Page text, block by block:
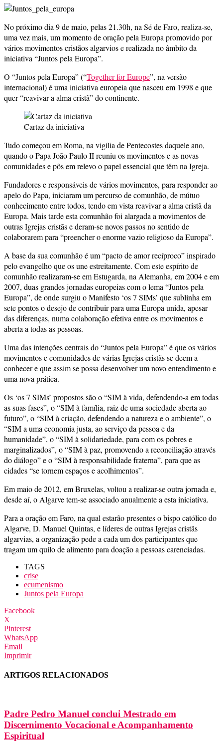
No próximo dia 9 de maio, pelas 21.30h, na Sé de Faro, realiza-se,
uma vez mais, um momento de oração pela Europa promovido por
vários movimentos cristãos algarvios e realizada no âmbito da
iniciativa “Juntos pela Europa”.
O “Juntos pela Europa” (“Together for Europe”, na versão
internacional) é uma iniciativa europeia que nasceu em 1998 e que
quer “reavivar a alma cristã” do continente.
Cartaz da iniciativa
Tudo começou em Roma, na vigília de Pentecostes daquele ano,
quando o Papa João Paulo II reuniu os movimentos e as novas
comunidades e pôs em relevo o papel essencial que têm na Igreja.
Fundadores e responsáveis de vários movimentos, para responder ao
apelo do Papa, iniciaram um percurso de comunhão, de mútuo
conhecimento entre todos, tendo em vista reavivar a alma cristã da
Europa. Mais tarde esta comunhão foi alargada a movimentos de
outras Igrejas cristãs e deram-se novos passos no sentido de
colaborarem para “preencher o enorme vazio religioso da Europa”.
A base da sua comunhão é um “pacto de amor recíproco” inspirado
pelo evangelho que os une estreitamente. Com este espírito de
comunhão realizaram-se em Estugarda, na Alemanha, em 2004 e em
2007, duas grandes jornadas europeias com o lema “Juntos pela
Europa”, de onde surgiu o Manifesto ‘os 7 SIMs’ que sublinha em
sete pontos o desejo de contribuir para uma Europa unida, apesar
das diferenças, numa colaboração efetiva entre os movimentos e
aberta a todas as pessoas.
Uma das intenções centrais do “Juntos pela Europa” é que os vários
movimentos e comunidades de várias Igrejas cristãs se deem a
conhecer e que assim se possa desenvolver um novo entendimento e
uma nova prática.
Os ‘os 7 SIMs’ propostos são o “SIM à vida, defendendo-a em todas
as suas fases”, o “SIM à família, raiz de uma sociedade aberta ao
futuro”, o “SIM à criação, defendendo a natureza e o ambiente”, o
“SIM a uma economia justa, ao serviço da pessoa e da
humanidade”, o “SIM à solidariedade, para com os pobres e
marginalizados”, o “SIM à paz, promovendo a reconciliação através
do diálogo” e o “SIM à responsabilidade fraterna”, para que as
cidades “se tornem espaços e acolhimentos”.
Em maio de 2012, em Bruxelas, voltou a realizar-se outra jornada e,
desde aí, o Algarve tem-se associado anualmente a esta iniciativa.
Para a oração em Faro, na qual estarão presentes o bispo católico do
Algarve, D. Manuel Quintas, e líderes de outras Igrejas cristãs
algarvias, a organização pede a cada um dos participantes que
tragam um quilo de alimento para doação a pessoas carenciadas.
TAGS
crise
ecumenismo
Juntos pela Europa
Facebook
X
Pinterest
WhatsApp
Email
Imprimir
ARTIGOS RELACIONADOS
Padre Pedro Manuel conclui Mestrado em
Discernimento Vocacional e Acompanhamento
Espiritual